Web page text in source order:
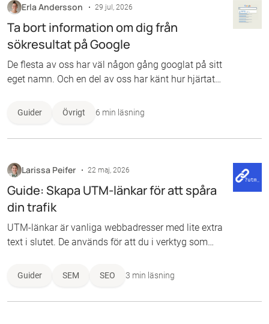
Erla Andersson 29 jul, 2026
Ta bort information om dig från
sökresultat på Google
De flesta av oss har väl någon gång googlat på sitt
eget namn. Och en del av oss har känt hur hjärtat
dyker upp i sökresultaten. Det kan handla om arga
skvalpar, hemadresser som ligger helt öppna eller
sig. Det går faktiskt att ta bort sig från sökresultat
på Google, och i de flesta fall har du rätten på din
sida.
Guider Övrigt 6 min läsning
Larissa Peifer 22 maj, 2026
Guide: Skapa UTM-länkar för att spåra
din trafik
UTM-länkar är vanliga webbadresser med lite extra
text i slutet. De används för att du i verktyg som
besökare kommer ifrån – till exempel om ett köp
Facebook-annons.
Guider SEM SEO 3 min läsning